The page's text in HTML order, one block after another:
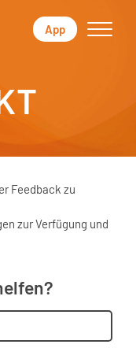
App
Feedback zu
zur Verfügung und